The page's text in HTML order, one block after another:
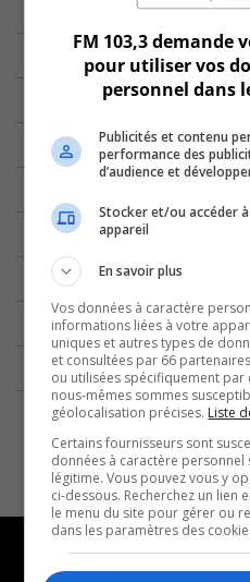
FM 103,3 demande
pour utiliser vos
personnel dans
Publicités et contenu
performance des
d’audience et
Stocker et/ou accéder
appareil
En savoir plus
Vos données à caractère
informations liées à votre
uniques et autres types de
et consultées par 66
ou utilisées spécifiquement par
nous-mêmes sommes
géolocalisation précises. Liste
Certains fournisseurs sont
données à caractère
légitime. Vous pouvez vous y
ci-dessous. Recherchez un lien
le menu du site pour gérer ou
dans les paramètres des